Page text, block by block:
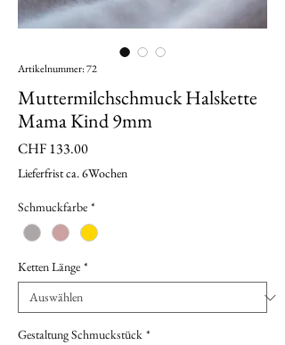
Artikelnummer: 72
Muttermilchschmuck Halskette
Mama Kind 9mm
CHF 133.00Preis
Lieferfrist ca. 6Wochen
Schmuckfarbe *
Ketten Länge *
Gestaltung Schmuckstück *